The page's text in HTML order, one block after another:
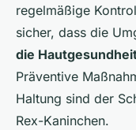
regelmäßige
sicher, dass die
die
Präventive
Haltung sind der
Rex-Kaninchen.